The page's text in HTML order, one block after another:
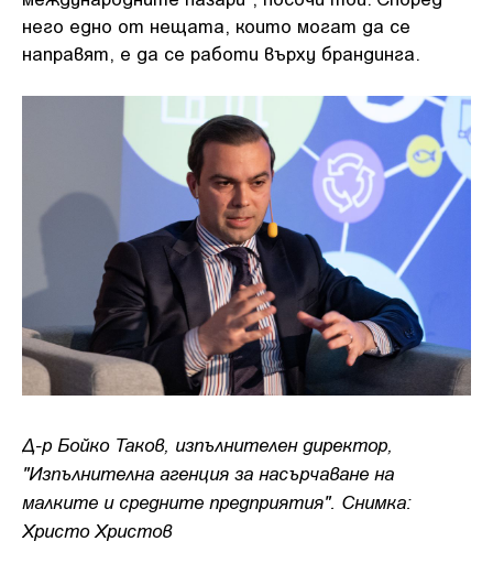
него едно от нещата, които могат да се
направят, е да се работи върху брандинга.
Д-р Бойко Таков, изпълнителен директор,
"Изпълнителна агенция за насърчаване на
малките и средните предприятия". Снимка:
Христо Христов